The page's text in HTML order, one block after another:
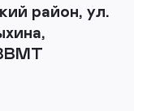
район, ул.